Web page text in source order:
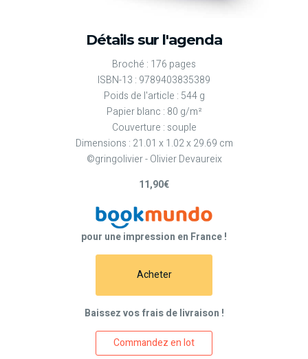
Détails sur l'agenda
Broché : 176 pages
ISBN-13 : 9789403835389
Poids de l'article : 544 g
Papier blanc : 80 g/m²
Couverture : souple
Dimensions : 21.01 x 1.02 x 29.69 cm
©gringolivier - Olivier Devaureix
11,90€
pour une impression en France !
Acheter
Baissez vos frais de livraison !
Commandez en lot